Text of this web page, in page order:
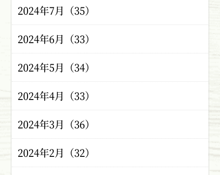
2024年7月（35）
2024年6月（33）
2024年5月（34）
2024年4月（33）
2024年3月（36）
2024年2月（32）